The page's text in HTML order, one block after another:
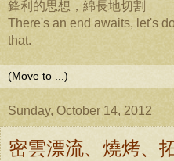
鋒利的思想，綿長地切割
There's an end awaits, let's
that.
Sunday, October 14, 2012
密雲漂流、燒烤、